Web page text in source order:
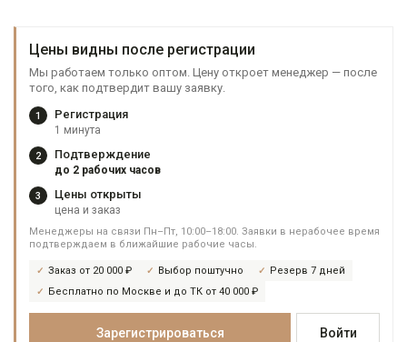
Цены видны после регистрации
Мы работаем только оптом. Цену откроет менеджер — после
того, как подтвердит вашу заявку.
1 Регистрация
1 минута
2 Подтверждение
до 2 рабочих часов
3 Цены открыты
цена и заказ
Менеджеры на связи Пн–Пт, 10:00–18:00. Заявки в нерабочее время
подтверждаем в ближайшие рабочие часы.
Заказ от 20 000 ₽ Выбор поштучно
Резерв 7 дней
Бесплатно по Москве и до ТК от 40 000 ₽
Зарегистрироваться Войти